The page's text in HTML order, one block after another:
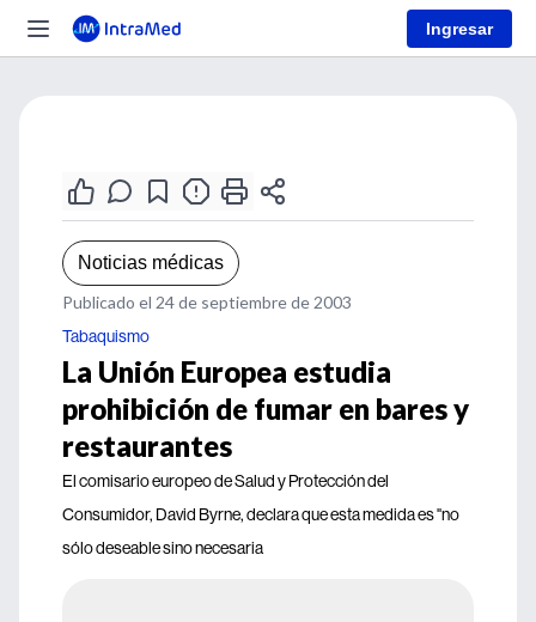
Ingresar
Noticias médicas
Publicado el 24 de septiembre de 2003
Tabaquismo
La Unión Europea estudia
prohibición de fumar en bares y
restaurantes
El comisario europeo de Salud y Protección del
Consumidor, David Byrne, declara que esta medida es "no
sólo deseable sino necesaria